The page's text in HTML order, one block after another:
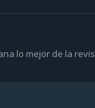
lo mejor de la